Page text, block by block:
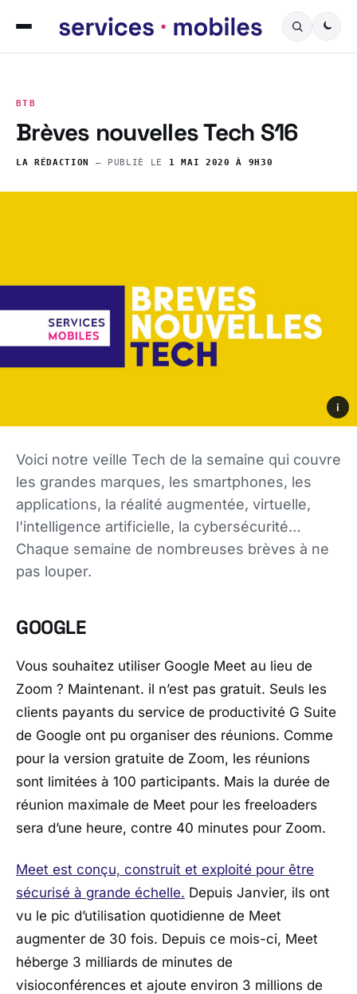
BTB
Brèves nouvelles Tech S16
LA RÉDACTION — PUBLIÉ LE 1 MAI 2020 À 9H30
i
Voici notre veille Tech de la semaine qui couvre
les grandes marques, les smartphones, les
applications, la réalité augmentée, virtuelle,
l'intelligence artificielle, la cybersécurité…
Chaque semaine de nombreuses brèves à ne
pas louper.
GOOGLE
Vous souhaitez utiliser Google Meet au lieu de
Zoom ? Maintenant. il n’est pas gratuit. Seuls les
clients payants du service de productivité G Suite
de Google ont pu organiser des réunions. Comme
pour la version gratuite de Zoom, les réunions
sont limitées à 100 participants. Mais la durée de
réunion maximale de Meet pour les freeloaders
sera d’une heure, contre 40 minutes pour Zoom.
Meet est conçu, construit et exploité pour être
sécurisé à grande échelle. Depuis Janvier, ils ont
vu le pic d’utilisation quotidienne de Meet
augmenter de 30 fois. Depuis ce mois-ci, Meet
héberge 3 milliards de minutes de
visioconférences et ajoute environ 3 millions de